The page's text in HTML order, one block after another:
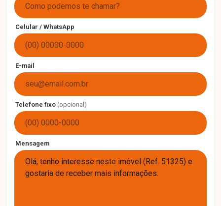
Celular / WhatsApp
E-mail
Telefone fixo (opcional)
Mensagem